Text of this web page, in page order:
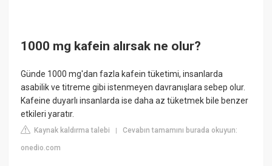
1000 mg kafein alırsak ne olur?
Günde 1000 mg'dan fazla kafein tüketimi, insanlarda
asabilik ve titreme gibi istenmeyen davranışlara sebep olur.
Kafeine duyarlı insanlarda ise daha az tüketmek bile benzer
etkileri yaratır.
Kaynak kaldırma talebi |Cevabın tamamını burada okuyun:
onedio.com